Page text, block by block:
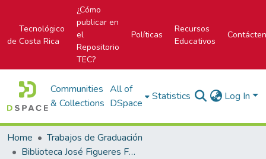
Tecnológico
de Costa Rica
¿Cómo
publicar en
el
Repositorio
TEC?
Políticas
Recursos
Educativos
Communities
& Collections
All of
DSpace
Statistics Log In
Home
Trabajos de Graduación
Biblioteca José Figueres Ferrer